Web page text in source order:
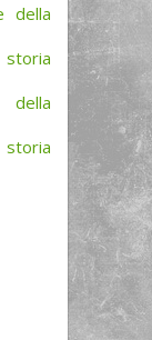
della
della
storia